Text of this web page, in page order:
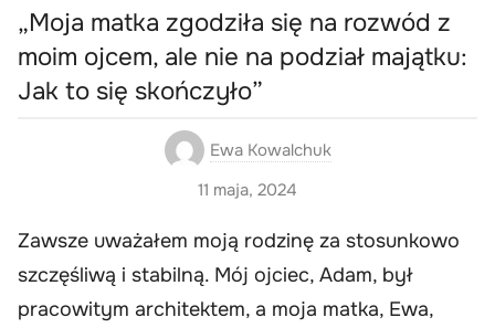
„Moja matka zgodziła się na rozwód z
moim ojcem, ale nie na podział majątku:
Jak to się skończyło”
Ewa Kowalchuk
11 maja, 2024
Zawsze uważałem moją rodzinę za stosunkowo
szczęśliwą i stabilną. Mój ojciec, Adam, był
pracowitym architektem, a moja matka, Ewa,